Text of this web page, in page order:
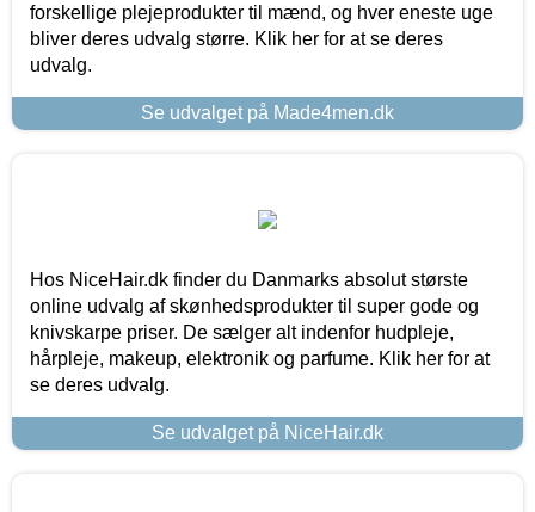
forskellige plejeprodukter til mænd, og hver eneste uge
bliver deres udvalg større. Klik her for at se deres
udvalg.
Se udvalget på Made4men.dk
Hos NiceHair.dk finder du Danmarks absolut største
online udvalg af skønhedsprodukter til super gode og
knivskarpe priser. De sælger alt indenfor hudpleje,
hårpleje, makeup, elektronik og parfume. Klik her for at
se deres udvalg.
Se udvalget på NiceHair.dk